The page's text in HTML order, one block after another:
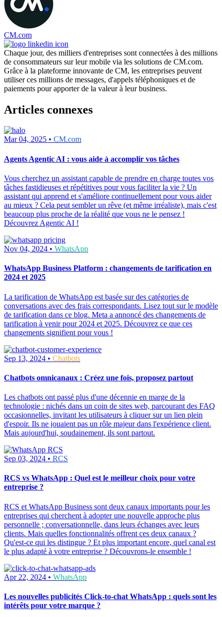
CM.com
Chaque jour, des milliers d'entreprises sont connectées à des millions
de consommateurs sur leur mobile via les solutions de CM.com.
Grâce à la plateforme innovante de CM, les entreprises peuvent
utiliser ces millions de messages, d'appels téléphoniques et de
paiements pour apporter de la valeur à leur business.
Articles connexes
Mar 04, 2025 • CM.com
Agents Agentic AI : vous aide à accomplir vos tâches
Vous cherchez un assistant capable de prendre en charge toutes vos
tâches fastidieuses et répétitives pour vous faciliter la vie ? Un
assistant qui apprend et s'améliore continuellement pour vous aider
au mieux ? Cela peut sembler un rêve (et même irréaliste), mais c'est
beaucoup plus proche de la réalité que vous ne le pensez !
Découvrez Agentic AI !
Nov 04, 2024 • WhatsApp
WhatsApp Business Platform : changements de tarification en
2024 et 2025
La tarification de WhatsApp est basée sur des catégories de
conversations avec des frais correspondants. Lisez tout sur le modèle
de tarification dans ce blog. Meta a annoncé des changements de
tarification à venir pour 2024 et 2025. Découvrez ce que ces
changements signifient pour vous !
Sep 13, 2024 • Chatbots
Chatbots omnicanaux : Créez une fois, proposez partout
Les chatbots ont passé plus d'une décennie en marge de la
technologie : nichés dans un coin de sites web, parcourant des FAQ
occasionnelles, invitant les utilisateurs à cliquer sur un lien plein
d'espoir. Ils ne jouaient pas un rôle majeur dans l'expérience client.
Mais aujourd'hui, soudainement, ils sont partout.
Sep 03, 2024 • RCS
RCS vs WhatsApp : Quel est le meilleur choix pour votre
entreprise ?
RCS et WhatsApp Business sont deux canaux importants pour les
entreprises qui cherchent à adopter une nouvelle approche plus
personnelle ; conversationnelle, dans leurs échanges avec leurs
clients. Mais quelles fonctionnalités offrent ces deux canaux ?
Qu'est-ce qui les distingue ? Et plus important encore, quel canal est
le plus adapté à votre entreprise ? Découvrons-le ensemble !
Apr 22, 2024 • WhatsApp
Les nouvelles publicités Click-to-chat WhatsApp : quels sont les
intérêts pour votre marque ?